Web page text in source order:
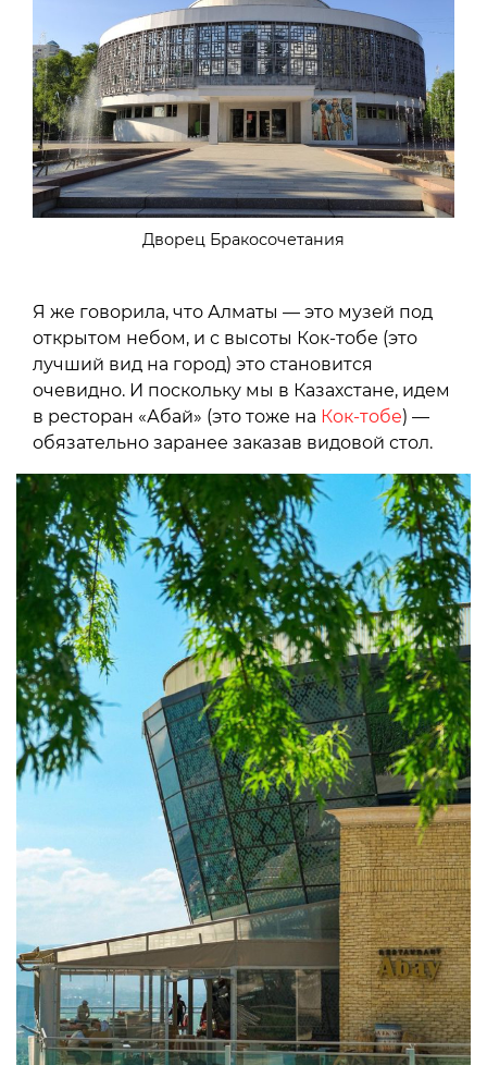
Дворец Бракосочетания
Я же говорила, что Алматы — это музей под
открытом небом, и с высоты Кок-тобе (это
лучший вид на город) это становится
очевидно. И поскольку мы в Казахстане, идем
в ресторан «Абай» (это тоже на Кок-тобе) —
обязательно заранее заказав видовой стол.